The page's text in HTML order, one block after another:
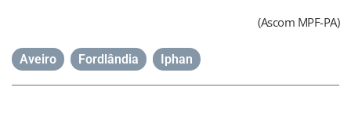
(Ascom MPF-PA)
Aveiro Fordlândia Iphan